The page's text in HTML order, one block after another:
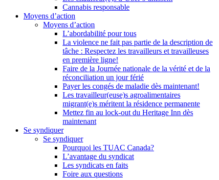
Cannabis responsable
Moyens d’action
Moyens d’action
L’abordabilité pour tous
La violence ne fait pas partie de la description de
tâche : Respectez les travailleurs et travailleuses
en première ligne!
Faire de la Journée nationale de la vérité et de la
réconciliation un jour férié
Payer les congés de maladie dès maintenant!
Les travailleur(euse)s agroalimentaires
migrant(e)s méritent la résidence permanente
Mettez fin au lock-out du Heritage Inn dès
maintenant
Se syndiquer
Se syndiquer
Pourquoi les TUAC Canada?
L’avantage du syndicat
Les syndicats en faits
Foire aux questions